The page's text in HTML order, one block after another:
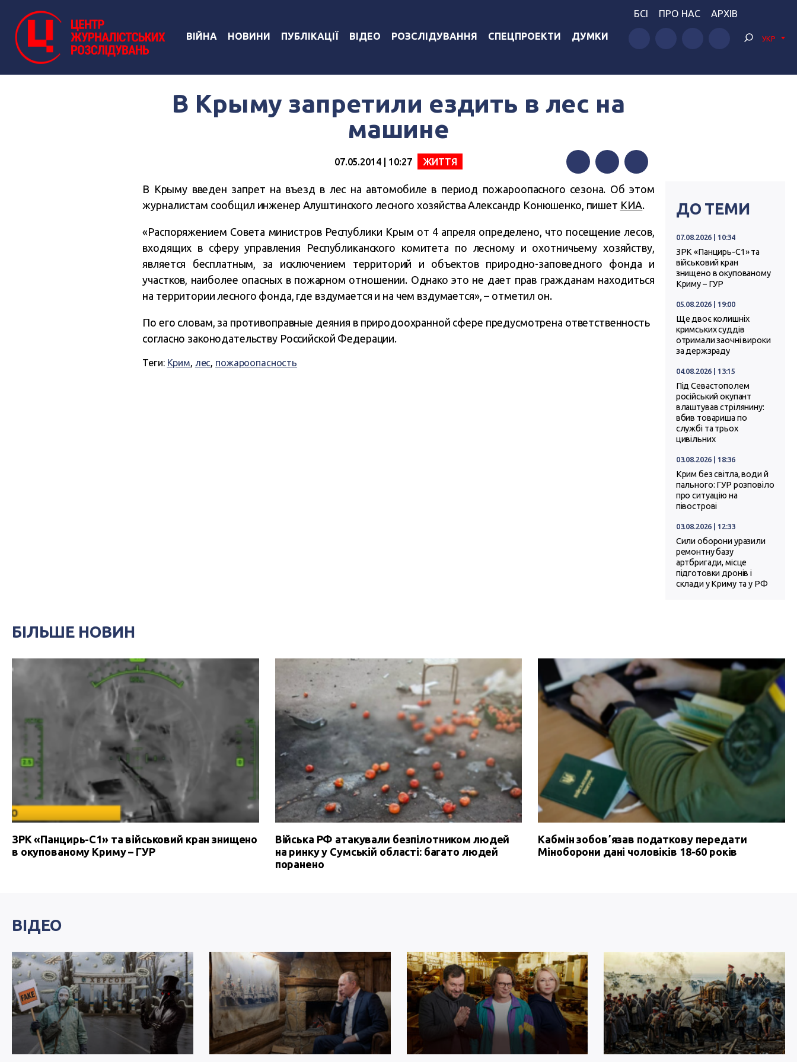
ВІЙНА НОВИНИ ПУБЛІКАЦІЇ ВІДЕО РОЗСЛІДУВАННЯ СПЕЦПРОЕКТИ ДУМКИ
БСІ ПРО НАС АРХІВ
УКР
В Крыму запретили ездить в лес на
машине
07.05.2014 | 10:27 ЖИТТЯ
FacebookTwitter Telegram
В Крыму введен запрет на въезд в лес на автомобиле в период пожароопасного сезона. Об этом
журналистам сообщил инженер Алуштинского лесного хозяйства Александр Конюшенко, пишет КИА.
«Распоряжением Совета министров Республики Крым от 4 апреля определено, что посещение лесов,
входящих в сферу управления Республиканского комитета по лесному и охотничьему хозяйству,
является бесплатным, за исключением территорий и объектов природно-заповедного фонда и
участков, наиболее опасных в пожарном отношении. Однако это не дает прав гражданам находиться
на территории лесного фонда, где вздумается и на чем вздумается», – отметил он.
По его словам, за противоправные деяния в природоохранной сфере предусмотрена ответственность
согласно законодательству Российской Федерации.
Теги: Крим, лес, пожароопасность
ДО ТЕМИ
07.08.2026 | 10:34
ЗРК «Панцирь-С1» та
військовий кран
знищено в окупованому
Криму – ГУР
05.08.2026 | 19:00
Ще двоє колишніх
кримських суддів
отримали заочні вироки
за держзраду
04.08.2026 | 13:15
Під Севастополем
російський окупант
влаштував стрілянину:
вбив товариша по
службі та трьох
цивільних
03.08.2026 | 18:36
Крим без світла, води й
пального: ГУР розповіло
про ситуацію на
півострові
03.08.2026 | 12:33
Сили оборони уразили
ремонтну базу
артбригади, місце
підготовки дронів і
склади у Криму та у РФ
БІЛЬШЕ НОВИН
ЗРК «Панцирь-С1» та військовий кран знищено
в окупованому Криму – ГУР
Війська РФ атакували безпілотником людей
на ринку у Сумській області: багато людей
поранено
Кабмін зобовʼязав податкову передати
Міноборони дані чоловіків 18-60 років
ВІДЕО